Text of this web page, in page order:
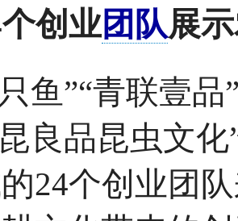
，利用水中生态系
净卫生。”“e只鱼”
，参加大大小小比
这个团队里的成员
，目前就有8个人。